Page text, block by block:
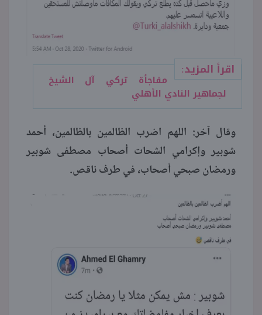
اقرأ المزيد:
مفاجأة تركي آل الشيخ
لجماهير النادي الأهلي
وقال آخر: اللهم اضرب الظالمين بالظالمين، أحمد
شوبير وإكرامي الشحات أصحاب مصطفى شوبير
ورمضان صبحي أصحاب، في طرف ناقص.